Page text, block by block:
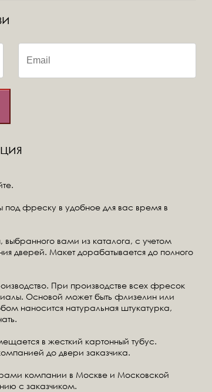
фреску в удобное для вас время в
выбранного вами из каталога, с учетом
дверей. Макет дорабатывается до полного
При производстве всех фресок
Основой может быть флизелин или
наносится натуральная штукатурка,
в жесткий картонный тубус.
до двери заказчика.
компании в Москве и Московской
с заказчиком.